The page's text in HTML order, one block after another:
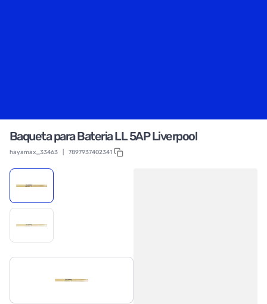
Baqueta para Bateria LL 5AP Liverpool
hayamax_33463 7897937402341